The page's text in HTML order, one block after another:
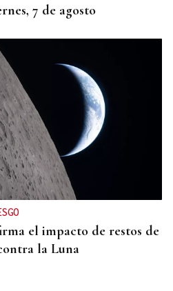
7 de agosto
el impacto de restos de
la Luna